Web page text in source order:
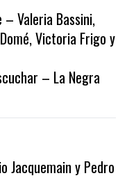
Valeria Bassini,
Victoria Frigo y
– La Negra
Jacquemain y Pedro